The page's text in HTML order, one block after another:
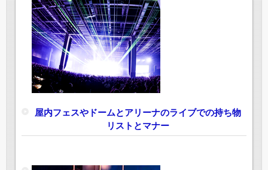
屋内フェスやドームとアリーナのライブでの持ち物
リストとマナー